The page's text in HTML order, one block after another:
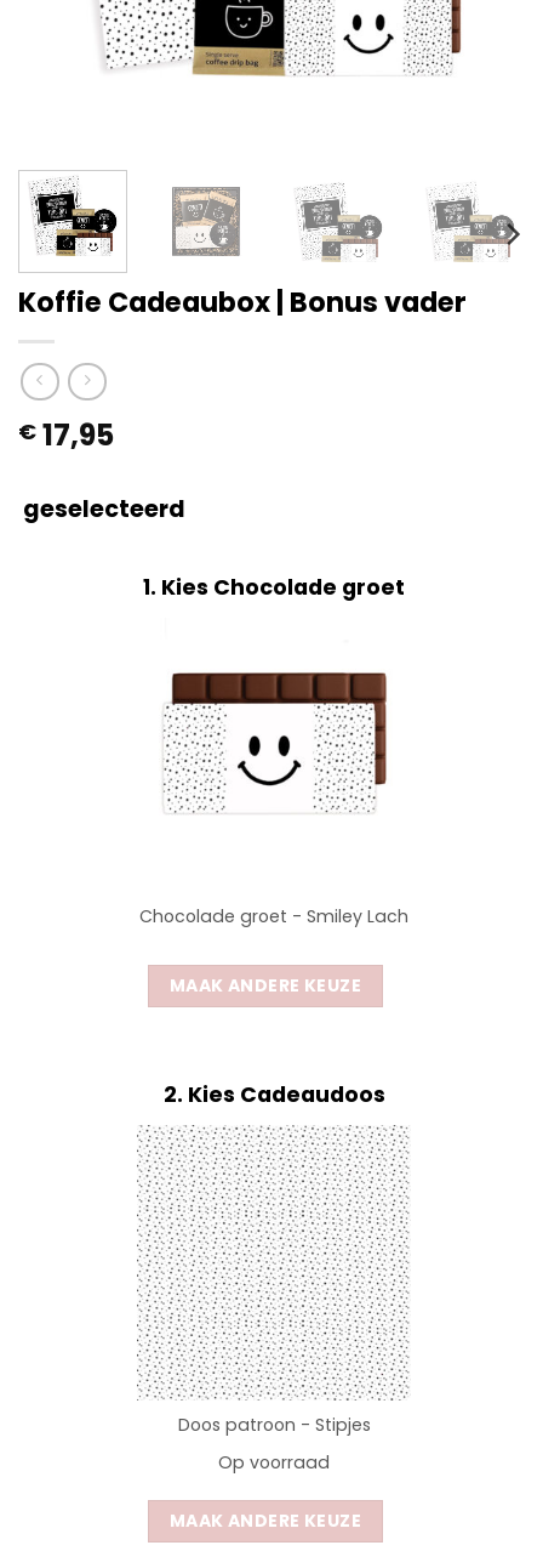
Koffie Cadeaubox | Bonus vader
€ 17,95
geselecteerd
1 Kies Chocolade groet
Chocolade groet - Smiley Lach
MAAK ANDERE KEUZE
2 Kies Cadeaudoos
Doos patroon - Stipjes
Op voorraad
MAAK ANDERE KEUZE